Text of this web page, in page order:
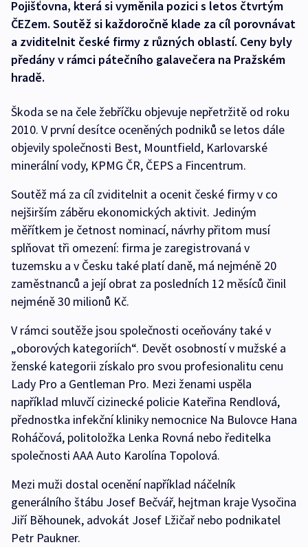
Pojišťovna, která si vyměnila pozici s letos čtvrtým
ČEZem. Soutěž si každoročně klade za cíl porovnávat
a zviditelnit české firmy z různých oblastí. Ceny byly
předány v rámci pátečního galavečera na Pražském
hradě.
Škoda se na čele žebříčku objevuje nepřetržitě od roku
2010. V první desítce oceněných podniků se letos dále
objevily společnosti Best, Mountfield, Karlovarské
minerální vody, KPMG ČR, ČEPS a Fincentrum.
Soutěž má za cíl zviditelnit a ocenit české firmy v co
nejširším záběru ekonomických aktivit. Jediným
měřítkem je četnost nominací, návrhy přitom musí
splňovat tři omezení: firma je zaregistrovaná v
tuzemsku a v Česku také platí daně, má nejméně 20
zaměstnanců a její obrat za posledních 12 měsíců činil
nejméně 30 milionů Kč.
V rámci soutěže jsou společnosti oceňovány také v
„oborových kategoriích“. Devět osobností v mužské a
ženské kategorii získalo pro svou profesionalitu cenu
Lady Pro a Gentleman Pro. Mezi ženami uspěla
například mluvčí cizinecké policie Kateřina Rendlová,
přednostka infekční kliniky nemocnice Na Bulovce Hana
Roháčová, politoložka Lenka Rovná nebo ředitelka
společnosti AAA Auto Karolína Topolová.
Mezi muži dostal ocenění například náčelník
generálního štábu Josef Bečvář, hejtman kraje Vysočina
Jiří Běhounek, advokát Josef Lžičař nebo podnikatel
Petr Paukner.